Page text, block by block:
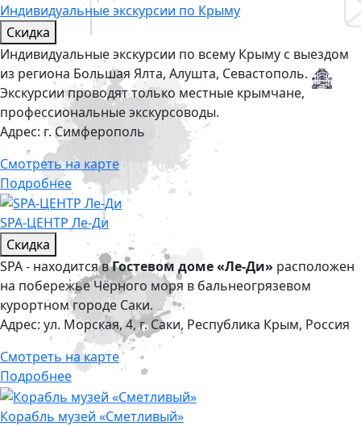
Индивидуальные экскурсии по Крыму
Скидка
Индивидуальные экскурсии по всему Крыму с выездом
из региона Большая Ялта, Алушта, Севастополь.
Экскурсии проводят только местные крымчане,
профессиональные экскурсоводы.
Адрес:г. Симферополь
Смотреть на карте
Подробнее
SPA-ЦЕНТР Ле-Ди
Скидка
SPA - находится вГостевом доме «Ле-Ди» расположен
на побережье Чёрного моря в бальнеогрязевом
курортном городе Саки.
Адрес: ул. Морская, 4, г. Саки, Республика Крым, Россия
Смотреть на карте
Подробнее
Корабль музей «Сметливый»